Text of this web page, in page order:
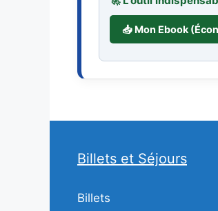
📥 Mon Ebook
Billets et Séjours
Billets